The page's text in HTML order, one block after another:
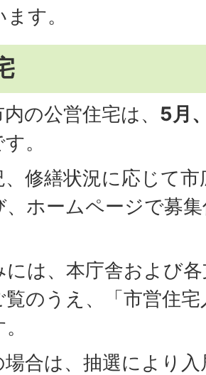
す。
の公営住宅は、 5月
。
、修繕状況に応じて
、ホームページで募
には、本庁舎および
のうえ、「市営住
場合は、抽選により